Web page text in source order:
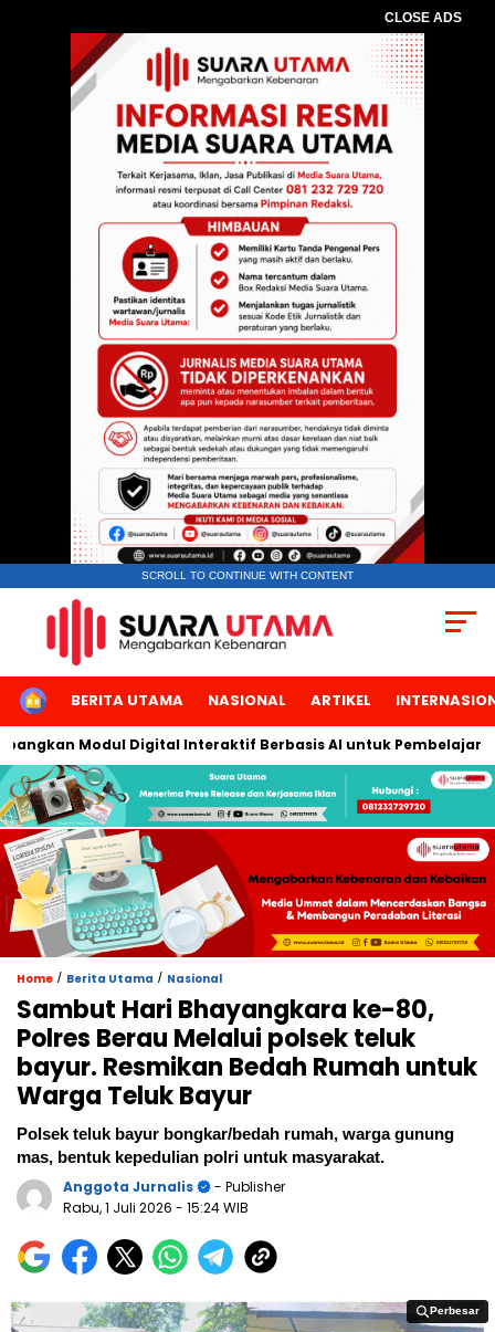
CLOSE ADS
SCROLL TO CONTINUE WITH CONTENT
HOMEBERITA UTAMA NASIONAL ARTIKEL
Modul Digital Interaktif Berbasis AI untuk Pembelajaran
Home / Berita Utama / Nasional
Sambut Hari Bhayangkara ke-80,
Polres Berau Melalui polsek teluk
bayur. Resmikan Bedah Rumah untuk
Warga Teluk Bayur
Polsek teluk bayur bongkar/bedah rumah, warga gunung
mas, bentuk kepedulian polri untuk masyarakat.
Anggota Jurnalis
- Publisher
Rabu, 1 Juli 2026 - 15:24 WIB
Perbesar
Perbesar